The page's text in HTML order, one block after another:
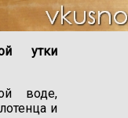
утки
воде,
и